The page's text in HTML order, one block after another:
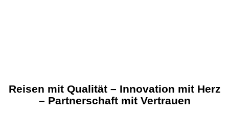
Reisen mit Qualität – Innovation mit Herz
– Partnerschaft mit Vertrauen